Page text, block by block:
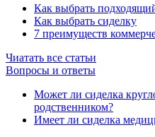
Как выбрать
Как выбрать сиделку
7 преимуществ
Чиатать все статьи
Вопросы и ответы
Может ли сиделка
родственником?
Имеет ли сиделка